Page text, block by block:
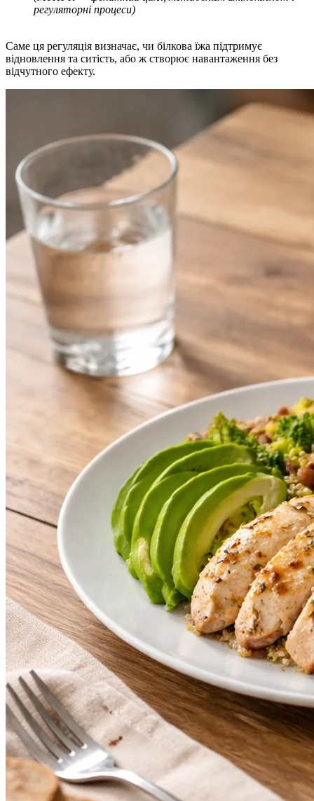
регуляторні процеси)
Саме ця регуляція визначає, чи білкова їжа підтримує
відновлення та ситість, або ж створює навантаження без
відчутного ефекту.